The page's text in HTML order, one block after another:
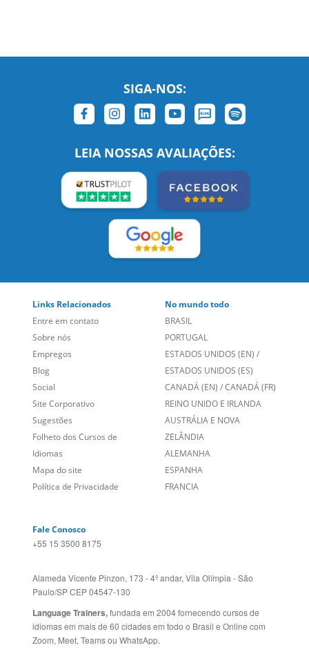
SIGA-NOS:
LEIA NOSSAS AVALIAÇÕES:
Links Relacionados
Entre em contato
Sobre nós
Empregos
Blog
Social
Site Corporativo
Sugestões
Folheto dos Cursos de
Idiomas
Mapa do site
No mundo todo
BRASIL
PORTUGAL
ESTADOS UNIDOS (EN)
ESTADOS UNIDOS (ES)
CANADÁ (EN) / CANADÁ (FR)
REINO UNIDO E IRLANDA
AUSTRÁLIA E NOVA
ZELÂNDIA
ALEMANHA
ESPANHA
Fale Conosco
Alameda Vicente Pinzon, 173 - 4º andar, Vila Olímpia - São
Paulo/SP CEP 04547-130
Language Trainers, fundada em 2004 fornecendo cursos de
idiomas em mais de 60 cidades em todo o Brasil e Online com